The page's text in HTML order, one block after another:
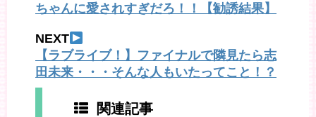
ちゃんに愛されすぎだろ！！【勧誘結果】
NEXT
【ラブライブ！】ファイナルで隣見たら志
田未来・・・そんな人もいたってこと！？
関連記事